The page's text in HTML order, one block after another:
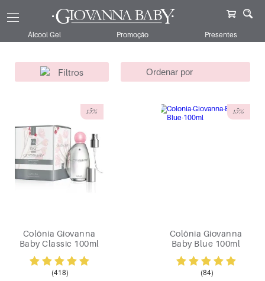
Álcool Gel Promoção Presentes
Giovanna Baby Colônias
Filtros
15%
Colônia Giovanna
Baby Classic 100ml
(418)
15%
Colônia Giovanna
Baby Blue 100ml
(84)